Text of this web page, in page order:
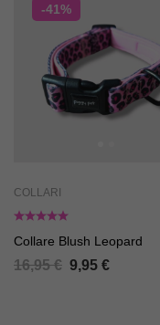
-41%
COLLARI
Collare Blush Leopard
16,95€ 9,95 €